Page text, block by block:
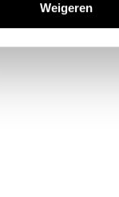
Weigeren